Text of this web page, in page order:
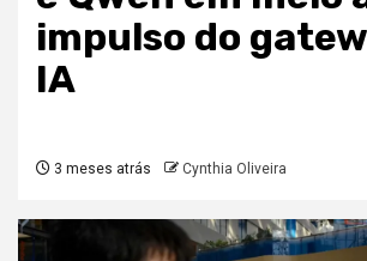
impulso do
IA
3 meses atrás Cynthia Oliveira